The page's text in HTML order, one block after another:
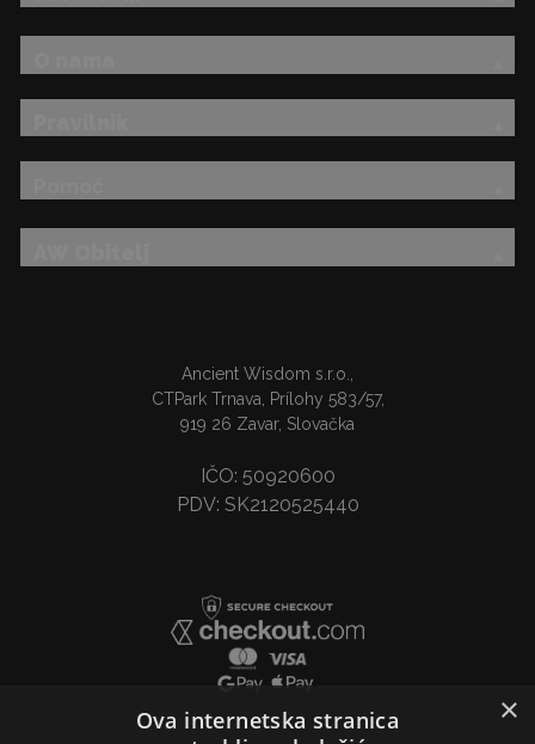
Ancient Wisdom s.r.o.,
CTPark Trnava, Prílohy 583/57,
919 26 Zavar, Slovačka
IČO: 50920600
PDV: SK2120525440
×
Ova internetska stranica